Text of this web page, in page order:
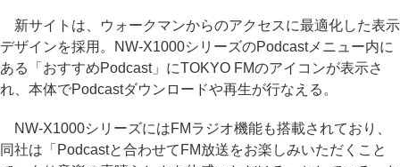
新サイトは、ウォークマンからのアクセスに最適化した表示
デザインを採用。NW-X1000シリーズのPodcastメニュー内に
ある「おすすめPodcast」にTOKYO FMのアイコンが表示さ
れ、本体でPodcastダウンロードや再生が行なえる。
NW-X1000シリーズにはFMラジオ機能も搭載されており、
同社は「Podcastと合わせてFM放送をお楽しみいただくこと